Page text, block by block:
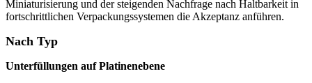
Miniaturisierung und der steigenden Nachfrage nach Haltbarkeit in
fortschrittlichen Verpackungssystemen die Akzeptanz anführen.
Nach Typ
Unterfüllungen auf Platinenebene